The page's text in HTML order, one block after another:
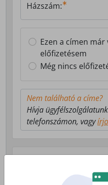
Házszám:
Ezen a címen már
előfizetésem
Még nincs
Nem található a címe?
Hívja
telefonszámon, vagy
Válasszon milyen